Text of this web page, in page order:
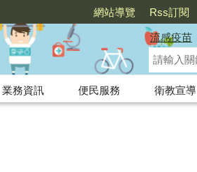
網站導覽 Rss訂閱
流感疫苗
業務資訊 便民服務
衛教宣導